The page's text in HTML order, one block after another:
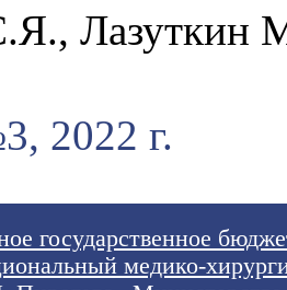
2022 г.
государственное
медико-